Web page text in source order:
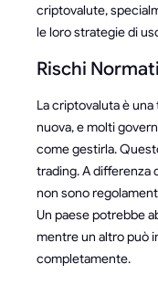
criptovalute,
le loro strategie di
Rischi
La criptovaluta è
nuova, e molti
come gestirla.
trading. A differenza
non sono
Un paese potrebbe
mentre un altro può
completamente.